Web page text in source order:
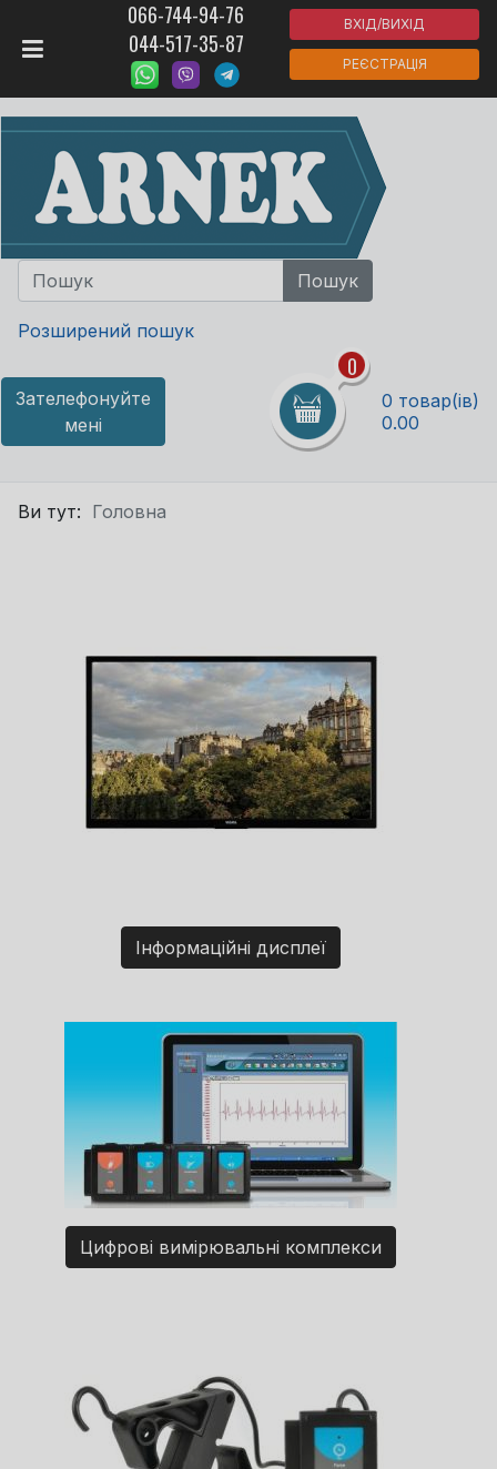
066-744-94-76
044-517-35-87
ВХІД/ВИХІД
РЕЄСТРАЦІЯ
Розширений пошук
Зателефонуйте
мені
0
0 товар(ів)
0.00
Ви тут: Головна
Інформаційні дисплеї
Цифрові вимірювальні комплекси